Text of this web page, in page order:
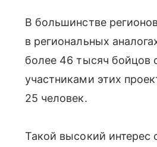
В большинстве
в региональных
более 46 тысяч бойцов
участниками этих
25 человек.
Такой высокий интерес